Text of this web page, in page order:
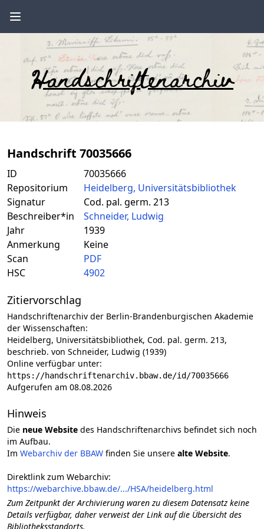
Handschriftenarchiv
Handschrift 70035666
ID
70035666
Repositorium
Heidelberg, Universitätsbibliothek
Signatur
Cod. pal. germ. 213
Beschreiber*in
Schneider, Ludwig
Jahr
1939
Anmerkung
Keine
Scan
PDF
HSC
4902
Zitiervorschlag
Handschriftenarchiv der Berlin-Brandenburgischen Akademie
der Wissenschaften:
Heidelberg, Universitätsbibliothek, Cod. pal. germ. 213,
beschrieb. von Schneider, Ludwig (1939)
Online verfügbar unter:
https://handschriftenarchiv.bbaw.de/id/70035666
Aufgerufen am 08.08.2026
Hinweis
Die neue Website des Handschriftenarchivs befindet sich noch
im Aufbau.
Im Webarchiv der BBAW finden Sie unsere alte Website.
Direktlink zum Webarchiv:
https://webarchive.bbaw.de/.../HSA/heidelberg.html
Zum Zeitpunkt der Archivierung waren zu diesem Datensatz keine
Details verfügbar, daher verweist der Link auf die Übersicht des
Bibliotheksstandorts.